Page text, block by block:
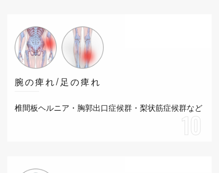
腕の痺れ/足の痺れ
椎間板ヘルニア・胸郭出口症候群・梨状筋症候群など
10